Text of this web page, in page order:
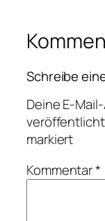
Schreibe
Deine E-
markiert
Kommentar*